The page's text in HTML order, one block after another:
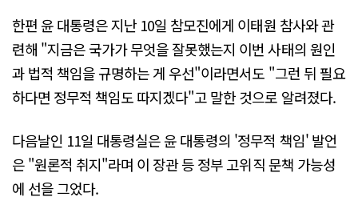
한편 윤 대통령은 지난 10일 참모진에게 이태원 참사와 관
련해 "지금은 국가가 무엇을 잘못했는지 이번 사태의 원인
과 법적 책임을 규명하는 게 우선"이라면서도 "그런 뒤 필요
하다면 정무적 책임도 따지겠다"고 말한 것으로 알려졌다.
다음날인 11일 대통령실은 윤 대통령의 '정무적 책임' 발언
은 "원론적 취지"라며 이 장관 등 정부 고위직 문책 가능성
에 선을 그었다.